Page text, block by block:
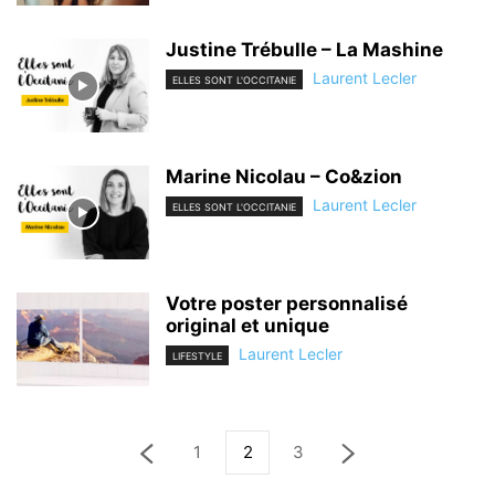
Justine Trébulle – La Mashine
ELLES SONT L'OCCITANIE Laurent Lecler
Marine Nicolau – Co&zion
ELLES SONT L'OCCITANIE Laurent Lecler
Votre poster personnalisé
original et unique
LIFESTYLE Laurent Lecler
1 2 3